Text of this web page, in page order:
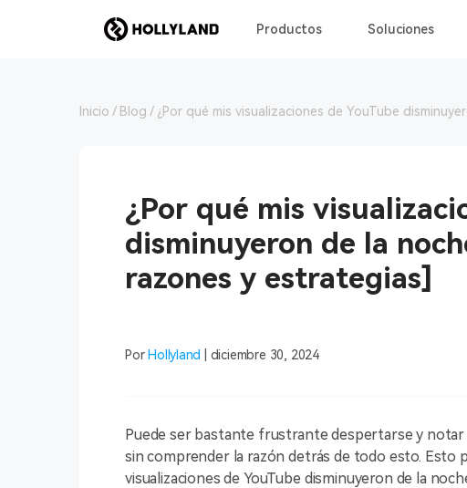
Productos Soluciones
Inicio Blog ¿Por qué mis visualizaciones de YouTube
¿Por qué mis
disminuyeron de la
razones y estrategias]
Por Hollyland | diciembre 30, 2024
Puede ser bastante frustrante despertarse y notar
sin comprender la razón detrás de todo esto. Esto
visualizaciones de YouTube disminuyeron de la